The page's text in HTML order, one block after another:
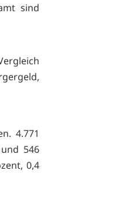
sind
4.771
546
0,4